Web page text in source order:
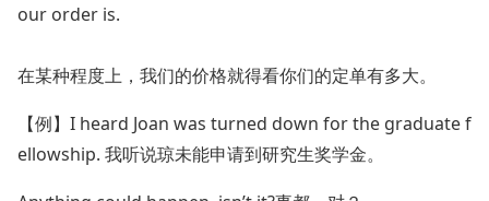
our order is.
在某种程度上，我们的价格就得看你们的定单有多大。
【例】I heard Joan was turned down for the graduate f
ellowship. 我听说琼未能申请到研究生奖学金。